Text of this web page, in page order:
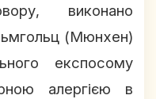
виконано
(Мюнхен)
експосому
алергією в